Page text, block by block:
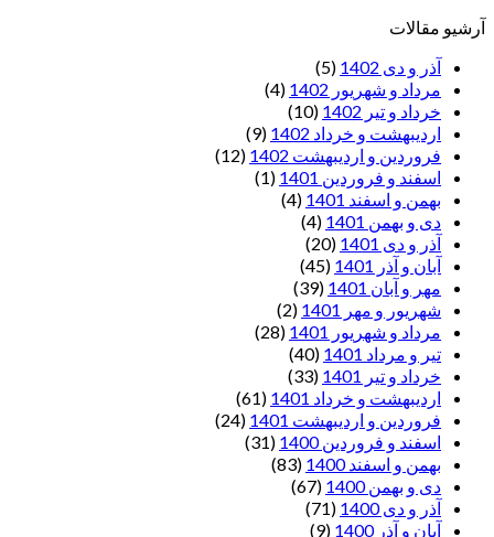
آرشیو مقالات
آذر و دی 1402
(5)
مرداد و شهریور 1402
(4)
خرداد و تیر 1402
(10)
اردیبهشت و خرداد 1402
(9)
فروردین و اردیبهشت 1402
(12)
اسفند و فروردین 1401
(1)
بهمن و اسفند 1401
(4)
دی و بهمن 1401
(4)
آذر و دی 1401
(20)
آبان و آذر 1401
(45)
مهر و آبان 1401
(39)
شهریور و مهر 1401
(2)
مرداد و شهریور 1401
(28)
تیر و مرداد 1401
(40)
خرداد و تیر 1401
(33)
اردیبهشت و خرداد 1401
(61)
فروردین و اردیبهشت 1401
(24)
اسفند و فروردین 1400
(31)
بهمن و اسفند 1400
(83)
دی و بهمن 1400
(67)
آذر و دی 1400
(71)
آبان و آذر 1400
(9)